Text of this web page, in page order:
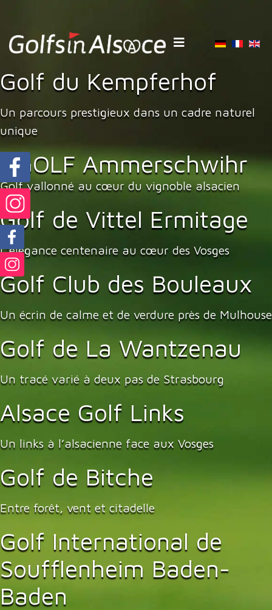
Sélectionnez votre
Golf du Kempferhof
Un parcours prestigieux dans un cadre naturel
unique
UGOLF Ammerschwihr
Golf vallonné au cœur du vignoble alsacien
Golf de Vittel Ermitage
L'élégance centenaire au cœur des Vosges
Golf Club des Bouleaux
Un écrin de calme et de verdure près de Mulhouse
Golf de La Wantzenau
Un tracé varié à deux pas de Strasbourg
Alsace Golf Links
Un links à l’alsacienne face aux Vosges
Golf de Bitche
Entre forêt, vent et citadelle
Golf International de
Soufflenheim Baden-
Baden